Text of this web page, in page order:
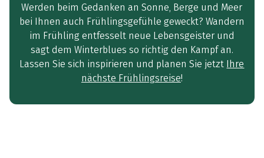
Werden beim Gedanken an Sonne, Berge und Meer
bei Ihnen auch Frühlingsgefühle geweckt? Wandern
im Frühling entfesselt neue Lebensgeister und
sagt dem Winterblues so richtig den Kampf an.
Lassen Sie sich inspirieren und planen Sie jetzt Ihre
nächste Frühlingsreise!